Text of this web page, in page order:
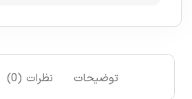
توضیحات نظرات (0)